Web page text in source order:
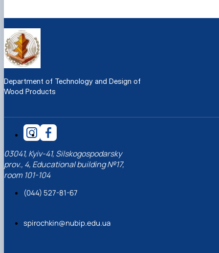
Department of Technology and Design of
Wood Products
03041, Kyiv-41, Silskogospodarsky
prov., 4, Educational building №17,
room 101-104
(044) 527-81-67
spirochkin@nubip.edu.ua